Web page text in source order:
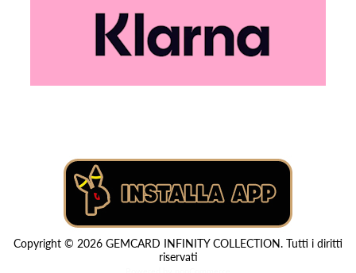
Copyright © 2026 GEMCARD INFINITY COLLECTION. Tutti i diritti
riservati